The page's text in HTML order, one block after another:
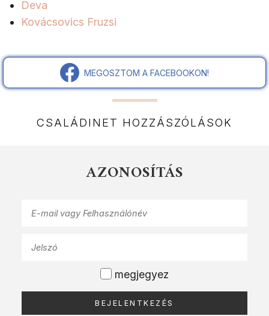
Deva
Kovácsovics Fruzsi
MEGOSZTOM A FACEBOOKON!
CSALÁDINET HOZZÁSZÓLÁSOK
AZONOSÍTÁS
megjegyez